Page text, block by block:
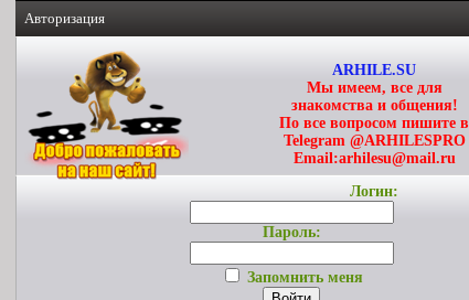
Авторизация
ARHILE.SU
Мы имеем, все для
знакомства и общения!
По все вопросом пишите в
Telegram @ARHILESPRO
Email:arhilesu@mail.ru
Логин:
Пароль:
Запомнить меня